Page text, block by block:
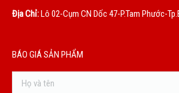
Địa Chỉ:Lô 02-Cụm CN Dốc 47-P.Tam Phước-
BÁO GIÁ SẢN PHẨM